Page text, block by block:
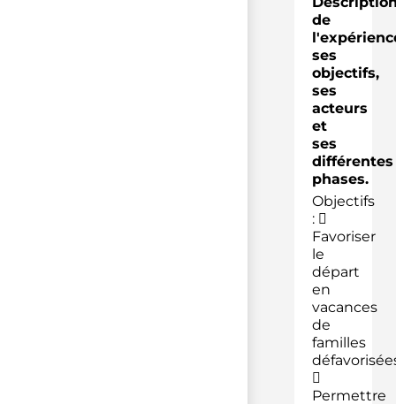
de
ses
objectifs,
ses
acteurs
et
ses
différentes
phases.
Objectifs
: 
Favoriser
le
départ
en
vacances
de
familles

Permettre